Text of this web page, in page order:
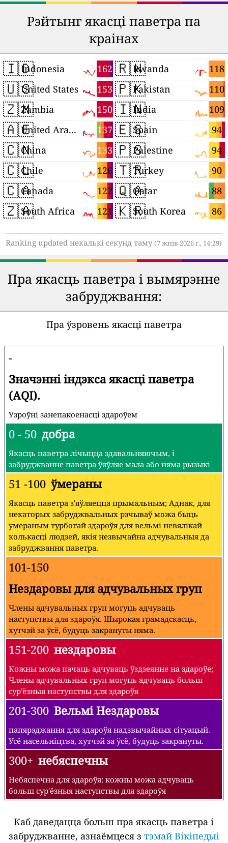
Рэйтынг якасці паветра па
краінах
🇮🇩 162
Indonesia
🇺🇸 153
United States
🇿🇲 150
Zambia
🇦🇪 137
United Arab Emirates
🇨🇳 133
China
🇨🇱 126
Chile
🇨🇦 122
Canada
🇿🇦 121
South Africa
🇷🇼 118
Rwanda
🇵🇰 110
Pakistan
🇮🇳 109
India
🇪🇸 94
Spain
🇵🇸 94
Palestine
🇹🇷 90
Turkey
🇶🇦 88
Qatar
🇰🇷 86
South Korea
Ranking updated некалькі секунд таму(7 жнів 2026 г., 14:29)
Пра якасць паветра і вымярэнне
забруджвання:
Пра ўзровень якасці паветра
-
Значэнні індэкса якасці паветра
(AQI).
Узроўні занепакоенасці здароўем
0 - 50 добра
Якасць паветра лічыцца здавальняючым, і
забруджванне паветра ўяўляе мала або няма рызыкі
51 -100 ўмераны
Якасць паветра з'яўляецца прымальным; Аднак, для
некаторых забруджвальных рэчываў можа быць
умераным турботай здароўя для вельмі невялікай
колькасці людзей, якія незвычайна адчувальныя да
забруджвання паветра.
101-150
Нездаровы для адчувальных груп
Члены адчувальных груп могуць адчуваць
наступствы для здароўя. Шырокая грамадскасць,
хутчэй за ўсё, будуць закрануты няма.
151-200 нездаровы
Кожны можа пачаць адчуваць ўздзеянне на здароўе;
Члены адчувальных груп могуць адчуваць больш
сур'ёзныя наступствы для здароўя
201-300 Вельмі Нездаровы
папярэджання для здароўя надзвычайных сітуацый.
Усё насельніцтва, хутчэй за ўсё, будуць закрануты.
300+ небяспечны
Небяспечна для здароўя: кожны можа адчуваць
больш сур'ёзныя наступствы для здароўя
Каб даведацца больш пра якасць паветра і
забруджванне, азнаёмцеся з тэмай Вікіпедыі